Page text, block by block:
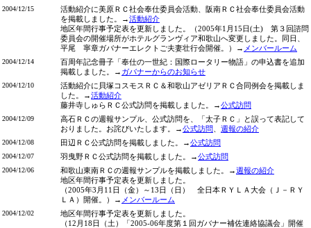
2004/12/15
活動紹介に美原ＲＣ社会奉仕委員会活動、阪南ＲＣ社会奉仕委員会活動
を掲載しました。→活動紹介
地区年間行事予定表を更新しました。（2005年1月15日(土) 第３回諮問
委員会の開催場所がホテルグランヴィア和歌山へ変更しました。同日、
平尾 寧章ガバナーエレクトご夫妻壮行会開催。）→ メンバールーム
2004/12/14
百周年記念冊子「奉仕の一世紀：国際ロータリー物語」の申込書を追加
掲載しました。→ ガバナーからのお知らせ
2004/12/10
活動紹介に貝塚コスモスＲＣ＆和歌山アゼリアＲＣ合同例会を掲載しま
した。→活動紹介
藤井寺しゅらＲＣ公式訪問を掲載しました。→公式訪問
2004/12/09
高石ＲＣの週報サンプル、公式訪問を、「太子ＲＣ」と誤って表記して
おりました。お詫びいたします。→公式訪問 週報の紹介
2004/12/08 田辺ＲＣ公式訪問を掲載しました。→公式訪問
2004/12/07 羽曳野ＲＣ公式訪問を掲載しました。→公式訪問
2004/12/06 和歌山東南ＲＣの週報サンプルを掲載しました。→週報の紹介
地区年間行事予定表を更新しました。
（2005年3月11日（金）～13日（日） 全日本ＲＹＬＡ大会（Ｊ－ＲＹ
ＬＡ）開催。）→ メンバールーム
2004/12/02
地区年間行事予定表を更新しました。
（12月18日（土）「2005-06年度第１回ガバナー補佐連絡協議会」開催